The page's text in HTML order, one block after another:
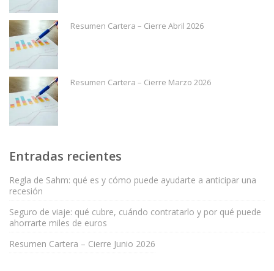
Resumen Cartera – Cierre Abril 2026
Resumen Cartera – Cierre Marzo 2026
Entradas recientes
Regla de Sahm: qué es y cómo puede ayudarte a anticipar una
recesión
Seguro de viaje: qué cubre, cuándo contratarlo y por qué puede
ahorrarte miles de euros
Resumen Cartera – Cierre Junio 2026